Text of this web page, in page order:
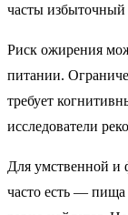
часты
Риск ожирения
питании.
требует
исследователи
Для умственной и
часто есть —